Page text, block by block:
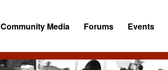
Community Media Forums Events